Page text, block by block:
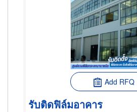
Add RFQ
รับติดฟิล์มอาคาร